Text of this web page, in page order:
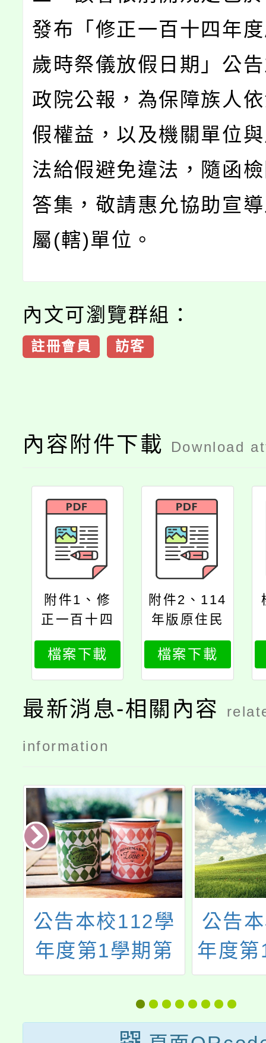
發布「修正一百十四年
歲時祭儀放假日期」公
政院公報，為保障族人
假權益，以及機關單位
法給假避免違法，隨函
答集，敬請惠允協助宣
屬(轄)單位。
內文可瀏覽群組：
註冊會員 訪客
內容附件下載 Download
附件1、修
正一百十四
年度原住民
族歲時祭儀
放假日期
檔案下載
附件2、114
年版原住民
族歲時祭儀
放假日常見
問題集1140
708
檔案下載
最新消息-相關內容
information
學
期第
師甄
公告本校115學
年度第1學期第7
次代理(課)教師
甄選結果